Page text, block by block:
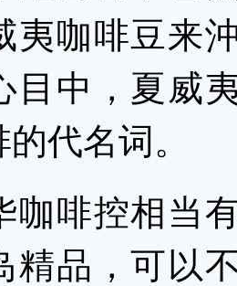
夷咖啡豆来
目中，夏威
代名词。
啡控相当有
精品，可以